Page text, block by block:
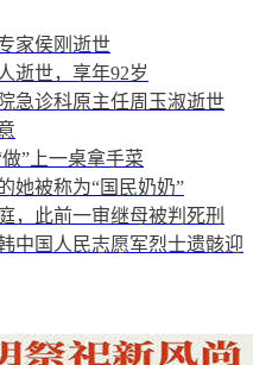
家侯刚逝世
逝世，享年92岁
急诊科原主任周玉淑逝世
”上一桌拿手菜
她被称为“国民奶奶”
，此前一审继母被判死刑
国人民志愿军烈士遗骸迎